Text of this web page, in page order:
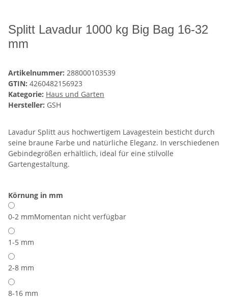
Splitt Lavadur 1000 kg Big Bag 16-32
mm
Artikelnummer: 288000103539
GTIN: 4260482156923
Kategorie: Haus und Garten
Hersteller: GSH
Lavadur Splitt aus hochwertigem Lavagestein besticht durch
seine braune Farbe und natürliche Eleganz. In verschiedenen
Gebindegrößen erhältlich, ideal für eine stilvolle
Gartengestaltung.
Körnung in mm
0-2 mmMomentan nicht verfügbar
1-5 mm
2-8 mm
8-16 mm